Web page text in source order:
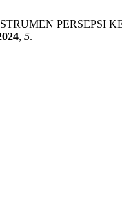
PERSEPSI
, 5.